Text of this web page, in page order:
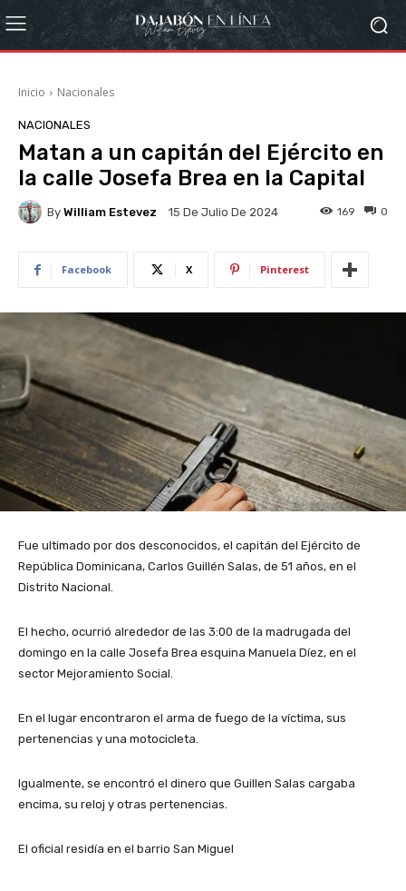
Inicio Nacionales
NACIONALES
Matan a un capitán del Ejército en
la calle Josefa Brea en la Capital
By William Estevez 15 De Julio De 2024 0
169
Facebook X Pinterest
Fue ultimado por dos desconocidos, el capitán del Ejército de
República Dominicana, Carlos Guillén Salas, de 51 años, en el
Distrito Nacional.
El hecho, ocurrió alrededor de las 3:00 de la madrugada del
domingo en la calle Josefa Brea esquina Manuela Díez, en el
sector Mejoramiento Social.
En el lugar encontraron el arma de fuego de la víctima, sus
pertenencias y una motocicleta.
Igualmente, se encontró el dinero que Guillen Salas cargaba
encima, su reloj y otras pertenencias.
El oficial residía en el barrio San Miguel